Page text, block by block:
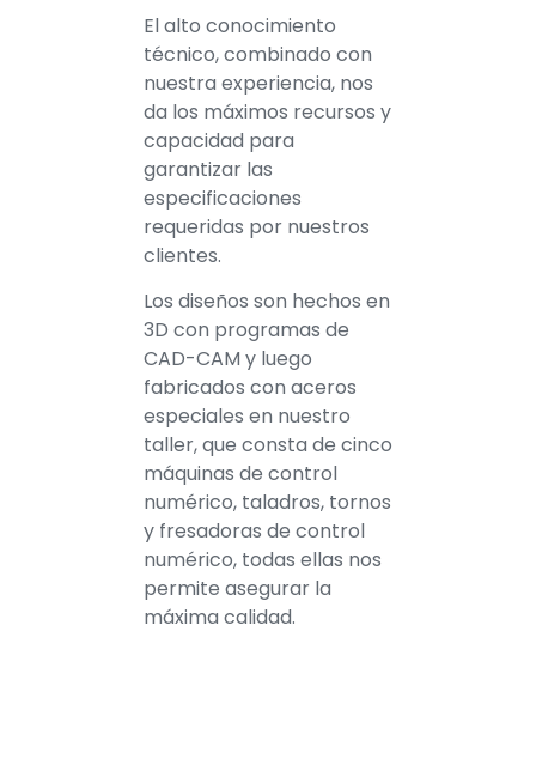
El alto conocimiento
técnico, combinado con
nuestra experiencia, nos
da los máximos recursos y
capacidad para
garantizar las
especificaciones
requeridas por nuestros
clientes.
Los diseños son hechos en
3D con programas de
CAD-CAM y luego
fabricados con aceros
especiales en nuestro
taller, que consta de cinco
máquinas de control
numérico, taladros, tornos
y fresadoras de control
numérico, todas ellas nos
permite asegurar la
máxima calidad.